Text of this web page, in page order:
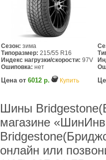
Сезон: зима
Типоразмер: 215/55 R16
Индекс нагрузки/скорости: 97V
Ошиповка: нет
Цена от 6012 р. Купить
Шины
магазине
онлайн или